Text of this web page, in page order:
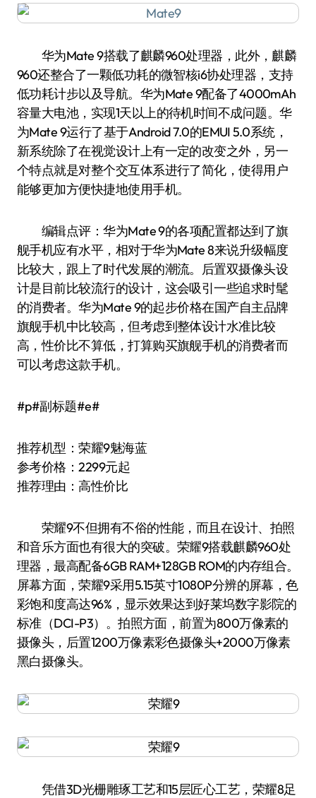
华为Mate 9搭载了麒麟960处理器，此外，麒麟
960还整合了一颗低功耗的微智核i6协处理器，支持
低功耗计步以及导航。华为Mate 9配备了4000mAh
容量大电池，实现1天以上的待机时间不成问题。华
为Mate 9运行了基于Android 7.0的EMUI 5.0系统，
新系统除了在视觉设计上有一定的改变之外，另一
个特点就是对整个交互体系进行了简化，使得用户
能够更加方便快捷地使用手机。
编辑点评：华为Mate 9的各项配置都达到了旗
舰手机应有水平，相对于华为Mate 8来说升级幅度
比较大，跟上了时代发展的潮流。后置双摄像头设
计是目前比较流行的设计，这会吸引一些追求时髦
的消费者。华为Mate 9的起步价格在国产自主品牌
旗舰手机中比较高，但考虑到整体设计水准比较
高，性价比不算低，打算购买旗舰手机的消费者而
可以考虑这款手机。
#p#副标题#e#
推荐机型：荣耀9魅海蓝
参考价格：2299元起
推荐理由：高性价比
荣耀9不但拥有不俗的性能，而且在设计、拍照
和音乐方面也有很大的突破。荣耀9搭载麒麟960处
理器，最高配备6GB RAM+128GB ROM的内存组合。
屏幕方面，荣耀9采用5.15英寸1080P分辨的屏幕，色
彩饱和度高达96%，显示效果达到好莱坞数字影院的
标准（DCI-P3）。拍照方面，前置为800万像素的
摄像头，后置1200万像素彩色摄像头+2000万像素
黑白摄像头。
凭借3D光栅雕琢工艺和15层匠心工艺，荣耀8足